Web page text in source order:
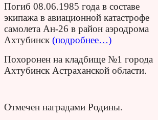
Погиб 08.06.1985 года в составе
экипажа в авиационной катастрофе
самолета Ан-26 в район аэродрома
Ахтубинск (подробнее…)
Похоронен на кладбище №1 города
Ахтубинск Астраханской области.
Отмечен наградами Родины.